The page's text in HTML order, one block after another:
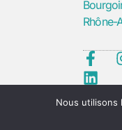
Rhône-
Nous utilisons